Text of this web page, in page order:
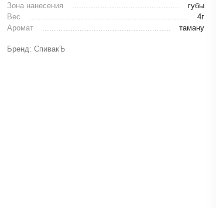
Зона нанесения
губы
Вес
4г
Аромат
таману
Бренд: СпивакЪ